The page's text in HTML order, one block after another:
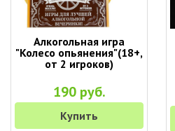
Алкогольная игра
"Колесо опьянения"(18+,
от 2 игроков)
190 руб.
Купить